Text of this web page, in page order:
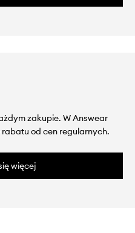
zakupie. W Answear
rabatu od cen regularnych.
więcej